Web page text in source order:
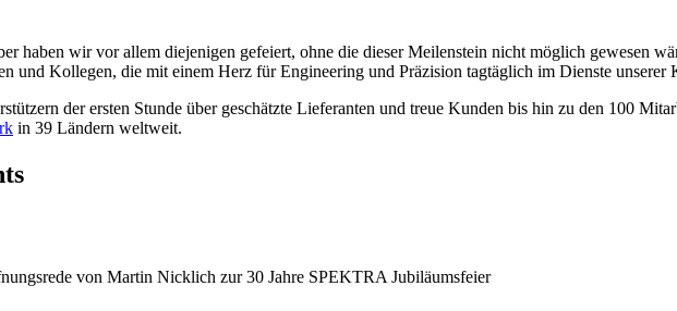
haben wir vor allem diejenigen gefeiert, ohne die dieser Meilenstein nicht möglich gewesen
und Kollegen, die mit einem Herz für Engineering und Präzision tagtäglich im Dienste unserer
der ersten Stunde über geschätzte Lieferanten und treue Kunden bis hin zu den 100
in 39 Ländern weltweit.
von Martin Nicklich zur 30 Jahre SPEKTRA Jubiläumsfeier